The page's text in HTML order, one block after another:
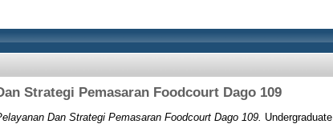
Strategi Pemasaran Foodcourt Dago 109
Dan Strategi Pemasaran Foodcourt Dago 109.
Undergraduate